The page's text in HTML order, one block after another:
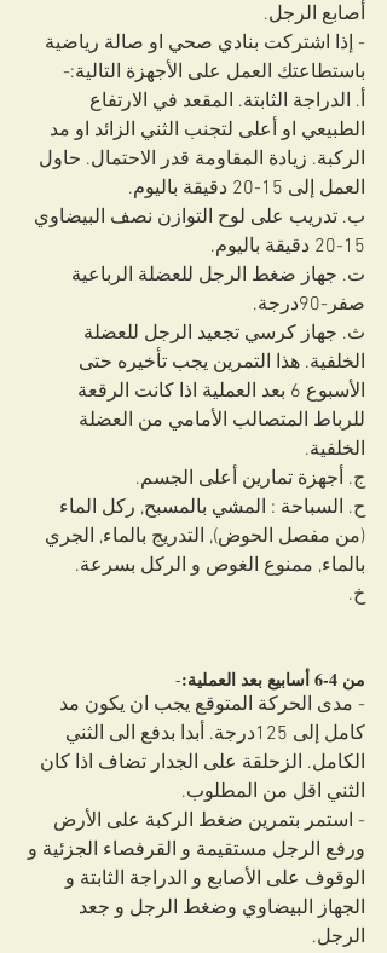
أصابع الرجل.
- إذا اشتركت بنادي صحي او صالة رياضية
باستطاعتك العمل على الأجهزة التالية:-
أ‌. الدراجة الثابتة. المقعد في الارتفاع
الطبيعي او أعلى لتجنب الثني الزائد او مد
الركبة. زيادة المقاومة قدر الاحتمال. حاول
العمل إلى 15-20 دقيقة باليوم.
ب‌. تدريب على لوح التوازن نصف البيضاوي
15-20 دقيقة باليوم.
ت‌. جهاز ضغط الرجل للعضلة الرباعية
صفر-90درجة.
ث‌. جهاز كرسي تجعيد الرجل للعضلة
الخلفية. هذا التمرين يجب تأخيره حتى
الأسبوع 6 بعد العملية اذا كانت الرقعة
للرباط المتصالب الأمامي من العضلة
الخلفية.
ج‌. أجهزة تمارين أعلى الجسم.
ح‌. السباحة : المشي بالمسبح, ركل الماء
(من مفصل الحوض), التدريج بالماء, الجري
بالماء, ممنوع الغوص و الركل بسرعة.
خ‌.
من 4-6 أسابيع بعد العملية: -
- مدى الحركة المتوقع يجب ان يكون مد
كامل إلى 125درجة. أبدا بدفع الى الثني
الكامل. الزحلقة على الجدار تضاف اذا كان
الثني اقل من المطلوب.
- استمر بتمرين ضغط الركبة على الأرض
ورفع الرجل مستقيمة و القرفصاء الجزئية و
الوقوف على الأصابع و الدراجة الثابتة و
الجهاز البيضاوي وضغط الرجل و جعد
الرجل.